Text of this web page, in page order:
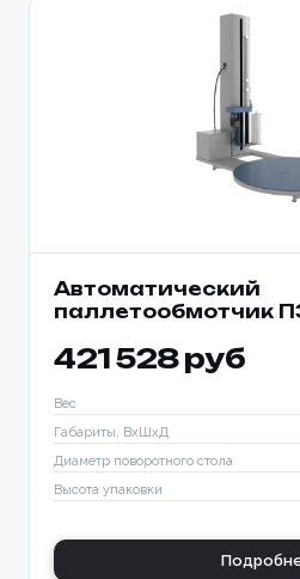
Автоматический
паллетообмотчик
421 528 руб
Вес
Габариты, ВхШхД
Диаметр поворотного стола
Высота упаковки